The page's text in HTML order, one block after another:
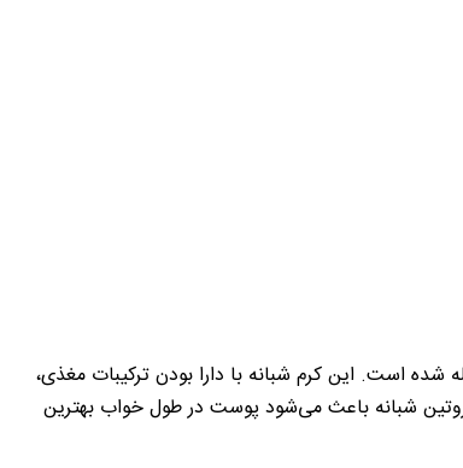
است. این کرم شبانه با دارا بودن ترکیبات مغذی،
شبانه باعث می‌شود پوست در طول خواب بهترین